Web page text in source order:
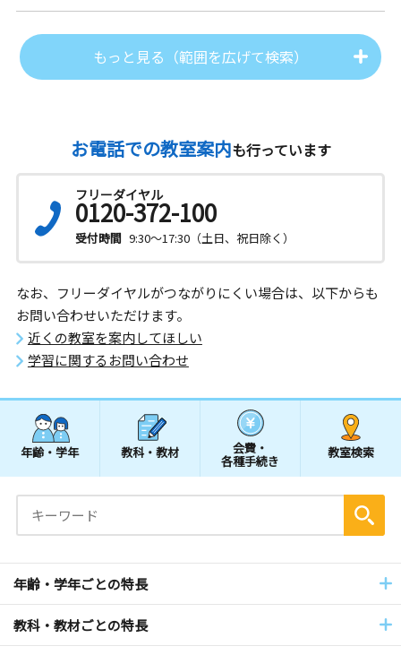
もっと見る（範囲を広げて検索）
お電話での教室案内も行っています
フリーダイヤル
0120-372-100
受付時間 9:30～17:30（土日、祝日除く）
なお、フリーダイヤルがつながりにくい場合は、以下からも
お問い合わせいただけます。
近くの教室を案内してほしい
学習に関するお問い合わせ
年齢・学年 教科・教材 会費・
各種手続き
教室検索
年齢・学年ごとの特長
教科・教材ごとの特長